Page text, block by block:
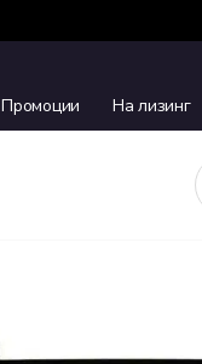
Промоции На лизинг